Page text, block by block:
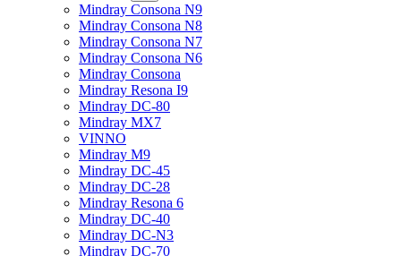
Mindray Consona N9
Mindray Consona N8
Mindray Consona N7
Mindray Consona N6
Mindray Consona
Mindray Resona I9
Mindray DC-80
Mindray MX7
VINNO
Mindray M9
Mindray DC-45
Mindray DC-28
Mindray Resona 6
Mindray DC-40
Mindray DC-N3
Mindray DC-70